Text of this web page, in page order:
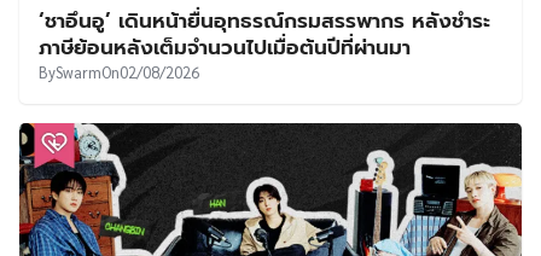
‘ชาอึนอู’ เดินหน้ายื่นอุทธรณ์กรมสรรพากร หลังชำระ
ภาษีย้อนหลังเต็มจำนวนไปเมื่อต้นปีที่ผ่านมา
BySwarmOn02/08/2026